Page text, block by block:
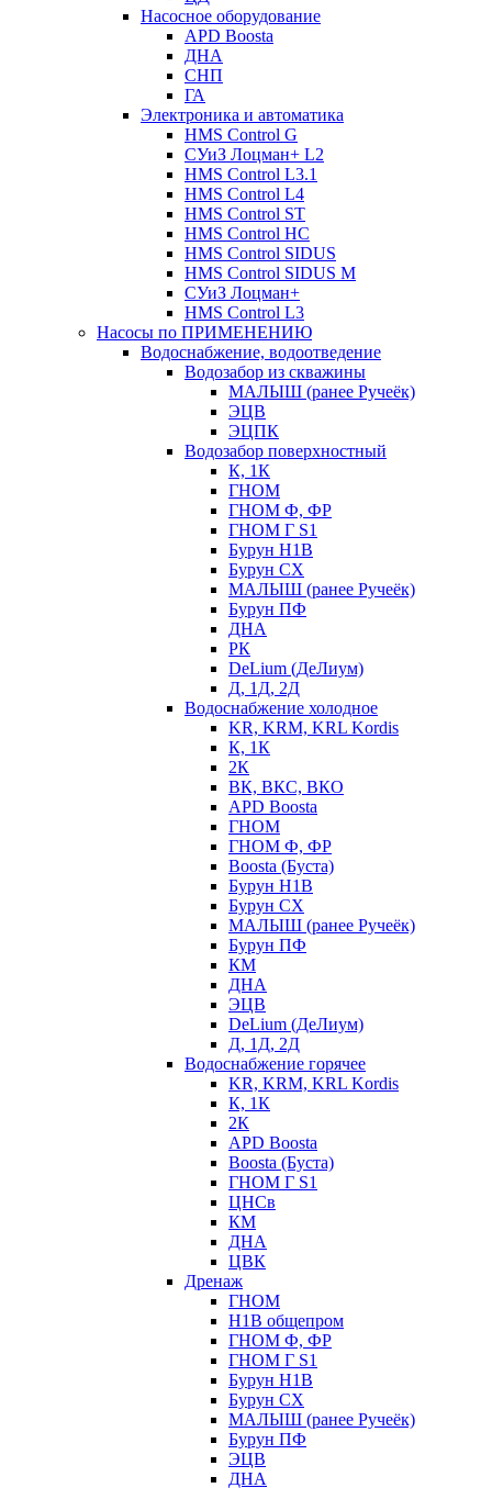
Насосное оборудование
APD Boosta
ДНА
СНП
ГА
Электроника и автоматика
HMS Control G
СУиЗ Лоцман+ L2
HMS Control L3.1
HMS Control L4
HMS Control ST
HMS Control HC
HMS Control SIDUS
HMS Control SIDUS M
СУиЗ Лоцман+
HMS Control L3
Насосы по ПРИМЕНЕНИЮ
Водоснабжение, водоотведение
Водозабор из скважины
МАЛЫШ (ранее Ручеёк)
ЭЦВ
ЭЦПК
Водозабор поверхностный
К, 1К
ГНОМ
ГНОМ Ф, ФР
ГНОМ Г S1
Бурун Н1В
Бурун СХ
МАЛЫШ (ранее Ручеёк)
Бурун ПФ
ДНА
РК
DeLium (ДеЛиум)
Д, 1Д, 2Д
Водоснабжение холодное
KR, KRM, KRL Kordis
К, 1К
2К
ВК, ВКС, ВКО
APD Boosta
ГНОМ
ГНОМ Ф, ФР
Boosta (Буста)
Бурун Н1В
Бурун СХ
МАЛЫШ (ранее Ручеёк)
Бурун ПФ
КМ
ДНА
ЭЦВ
DeLium (ДеЛиум)
Д, 1Д, 2Д
Водоснабжение горячее
KR, KRM, KRL Kordis
К, 1К
2К
APD Boosta
Boosta (Буста)
ГНОМ Г S1
ЦНСв
КМ
ДНА
ЦВК
Дренаж
ГНОМ
Н1В общепром
ГНОМ Ф, ФР
ГНОМ Г S1
Бурун Н1В
Бурун СХ
МАЛЫШ (ранее Ручеёк)
Бурун ПФ
ЭЦВ
ДНА